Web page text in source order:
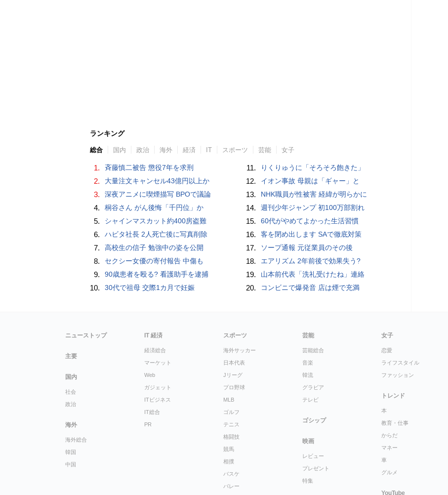
ランキング
総合 国内 政治 海外 経済 IT スポーツ 芸能 女子
1. 斉藤慎二被告 懲役7年を求刑
2. 大量注文キャンセル43億円以上か
3. 深夜アニメに喫煙描写 BPOで議論
4. 桐谷さん がん後悔「千円位」か
5. シャインマスカット約400房盗難
6. ハビタ社長 2人死亡後に写真削除
7. 高校生の信子 勉強中の姿を公開
8. セクシー女優の寄付報告 中傷も
9. 90歳患者を殴る? 看護助手を逮捕
10. 30代で祖母 交際1カ月で妊娠
11. りくりゅうに「そろそろ飽きた」
12. イオン事故 母親は「ギャー」と
13. NHK職員が性被害 経緯が明らかに
14. 週刊少年ジャンプ 初100万部割れ
15. 60代がやめてよかった生活習慣
16. 客を閉め出します SAで徹底対策
17. ソープ通報 元従業員のその後
18. エアリズム 2年前後で効果失う?
19. 山本前代表「洗礼受けたね」連絡
20. コンビニで爆発音 店は煙で充満
ニューストップ
主要
国内
社会
政治
海外
海外総合
韓国
中国
IT 経済
経済総合
マーケット
Web
ガジェット
ITビジネス
IT総合
PR
スポーツ
海外サッカー
日本代表
Jリーグ
プロ野球
MLB
ゴルフ
テニス
格闘技
競馬
相撲
バスケ
バレー
芸能
芸能総合
音楽
韓流
グラビア
テレビ
ゴシップ
映画
レビュー
プレゼント
特集
女子
恋愛
ライフスタイル
ファッション
トレンド
本
教育・仕事
からだ
マネー
車
グルメ
YouTube